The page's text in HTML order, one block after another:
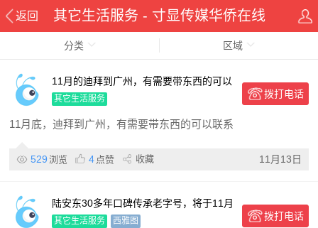
返回 其它生活服务 - 寸显传媒华侨在线
分类 区域
11月的迪拜到广州，有需要带东西的可以
联系
其它生活服务 拨打电话
11月底，迪拜到广州，有需要带东西的可以联系
529 浏览 4 点赞 收藏 11月13日
陆安东30多年口碑传承老字号，将于11月
16号周日在Bellevue 设立分店，欢迎奔走
其它生活服务 西雅图 拨打电话